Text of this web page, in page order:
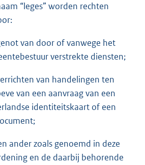
“leges” worden rechten
van door of vanwege het
verstrekte diensten;
van handelingen ten
van een aanvraag van een
identiteitskaart of een
ander zoals genoemd in deze
en de daarbij behorende